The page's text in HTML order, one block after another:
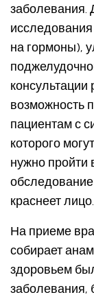
заболевания.
на гормоны),
возможность
пациентам с
которого
нужно пройти
краснеет лицо.
На приеме
собирает
здоровьем
заболевания,